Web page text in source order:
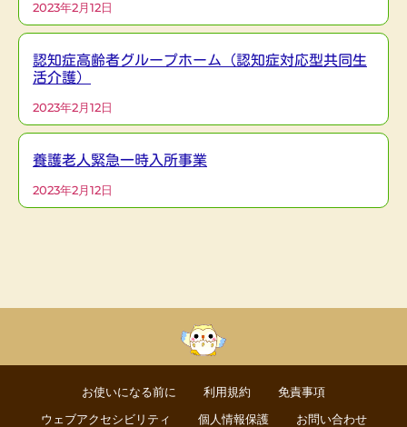
2023年2月12日
認知症高齢者グループホーム（認知症対応型共同生
活介護）
2023年2月12日
養護老人緊急一時入所事業
2023年2月12日
お使いになる前に 利用規約
免責事項
ウェブアクセシビリティ
個人情報保護 お問い合わせ